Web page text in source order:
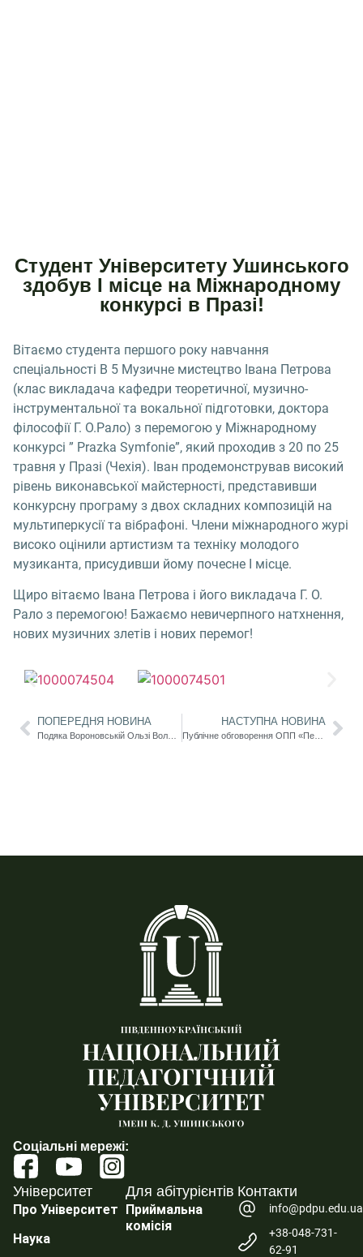
Студент Університету Ушинського
здобув І місце на Міжнародному
конкурсі в Празі!
Вітаємо студента першого року навчання
спеціальності B 5 Музичне мистецтво Івана Петрова
(клас викладача кафедри теоретичної, музично-
інструментальної та вокальної підготовки, доктора
філософії Г. О.Рало) з перемогою у Міжнародному
конкурсі ” Prazka Symfonie”, який проходив з 20 по 25
травня у Празі (Чехія). Іван продемонстрував високий
рівень виконавської майстерності, представивши
конкурсну програму з двох складних композицій на
мультиперкусії та вібрафоні. Члени міжнародного журі
високо оцінили артистизм та техніку молодого
музиканта, присудивши йому почесне І місце.
Щиро вітаємо Івана Петрова і його викладача Г. О.
Рало з перемогою! Бажаємо невичерпного натхнення,
нових музичних злетів і нових перемог!
ПОПЕРЕДНЯ НОВИНА НАСТУПНА НОВИНА
Публічне обговорення ОПП «Педагогіка. Управління закладом освіти»
Соціальні мережі:
Університет
Про Університет
Наука
Для абітурієнтів
Приймальна
комісія
Контакти
info@pdpu.edu.ua
+38-048-731-
62-91